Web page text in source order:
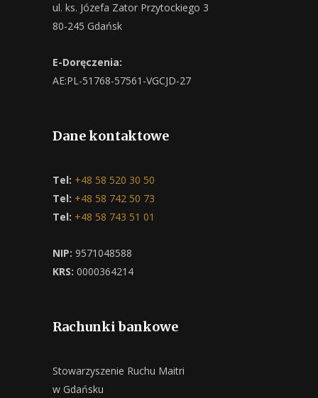
ul. ks. Józefa Zator Przytockiego 3
80-245 Gdańsk
E-Doręczenia:
AE:PL-51768-57561-VGCJD-27
Dane kontaktowe
Tel: +48 58 520 30 50
Tel: +48 58 742 50 73
Tel: +48 58 743 51 01
NIP: 9571048588
KRS: 0000364214
Rachunki bankowe
Stowarzyszenie Ruchu Maitri
w Gdańsku